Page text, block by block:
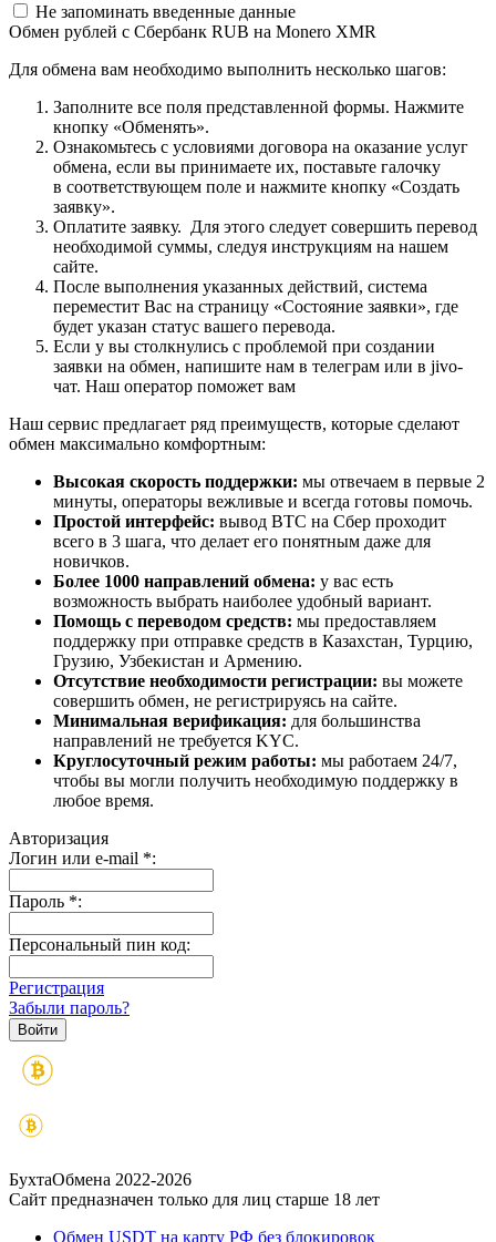
Не запоминать введенные данные
Обмен рублей с Сбербанк RUB на Monero XMR
Для обмена вам необходимо выполнить несколько шагов:
Заполните все поля представленной формы. Нажмите
кнопку «Обменять».
Ознакомьтесь с условиями договора на оказание услуг
обмена, если вы принимаете их, поставьте галочку
в соответствующем поле и нажмите кнопку «Создать
заявку».
Оплатите заявку. Для этого следует совершить перевод
необходимой суммы, следуя инструкциям на нашем
сайте.
После выполнения указанных действий, система
переместит Вас на страницу «Состояние заявки», где
будет указан статус вашего перевода.
Если у вы столкнулись с проблемой при создании
заявки на обмен, напишите нам в телеграм или в jivo-
чат. Наш оператор поможет вам
Наш сервис предлагает ряд преимуществ, которые сделают
обмен максимально комфортным:
Высокая скорость поддержки: мы отвечаем в первые 2
минуты, операторы вежливые и всегда готовы помочь.
Простой интерфейс: вывод BTC на Сбер проходит
всего в 3 шага, что делает его понятным даже для
новичков.
Более 1000 направлений обмена: у вас есть
возможность выбрать наиболее удобный вариант.
Помощь с переводом средств: мы предоставляем
поддержку при отправке средств в Казахстан, Турцию,
Грузию, Узбекистан и Армению.
Отсутствие необходимости регистрации: вы можете
совершить обмен, не регистрируясь на сайте.
Минимальная верификация: для большинства
направлений не требуется KYC.
Круглосуточный режим работы: мы работаем 24/7,
чтобы вы могли получить необходимую поддержку в
любое время.
Авторизация
Логин или e-mail *:
Пароль *:
Персональный пин код:
Регистрация
Забыли пароль?
БухтаОбмена 2022-2026
Сайт предназначен только для лиц старше 18 лет
Обмен USDT на карту РФ без блокировок